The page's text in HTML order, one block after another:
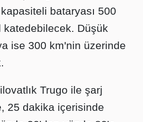
bataryası 500
katedebilecek. Düşük
ise 300 km'nin üzerinde
Trugo ile şarj
25 dakika içerisinde